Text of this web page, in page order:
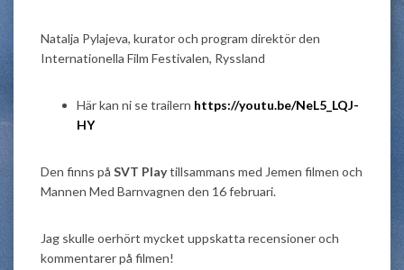
Natalja Pylajeva, kurator och program direktör den
Internationella Film Festivalen, Ryssland
Här kan ni se trailern https://youtu.be/NeL5_LQJ-
HY
Den finns på SVT Playtillsammans med Jemen filmen och
Mannen Med Barnvagnen den 16 februari.
Jag skulle oerhört mycket uppskatta recensioner och
kommentarer på filmen!